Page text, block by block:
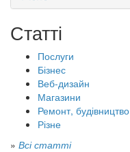
Статті
Послуги
Бізнес
Веб-дизайн
Магазини
Ремонт, будівництво
Різне
» Всі статті